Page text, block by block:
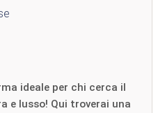
ideale per chi cerca il
e lusso! Qui troverai una